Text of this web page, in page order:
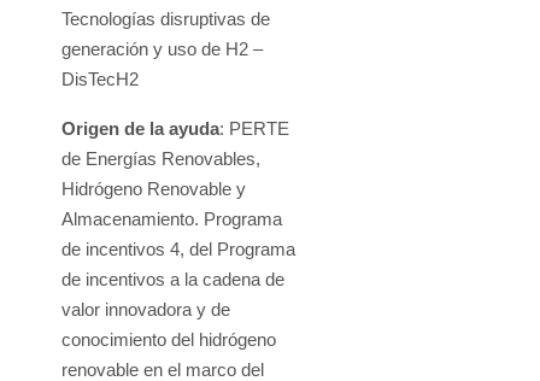
Tecnologías disruptivas de
generación y uso de H2 –
DisTecH2
Origen de la ayuda: PERTE
de Energías Renovables,
Hidrógeno Renovable y
Almacenamiento. Programa
de incentivos 4, del Programa
de incentivos a la cadena de
valor innovadora y de
conocimiento del hidrógeno
renovable en el marco del